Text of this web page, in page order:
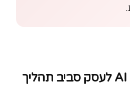
2. איך לבנות כלי AI לעסק סביב תהליך